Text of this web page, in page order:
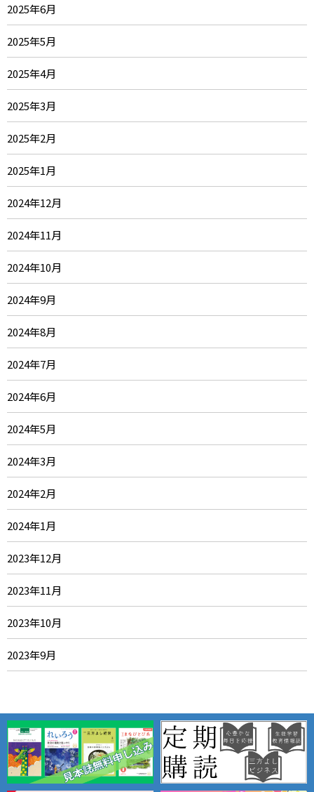
2025年6月
2025年5月
2025年4月
2025年3月
2025年2月
2025年1月
2024年12月
2024年11月
2024年10月
2024年9月
2024年8月
2024年7月
2024年6月
2024年5月
2024年3月
2024年2月
2024年1月
2023年12月
2023年11月
2023年10月
2023年9月